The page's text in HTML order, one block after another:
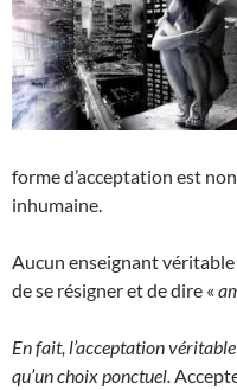
forme d’acceptation est
inhumaine.
Aucun enseignant véritable
de se résigner et de dire «
En fait, l’acceptation
qu’un choix ponctuel.